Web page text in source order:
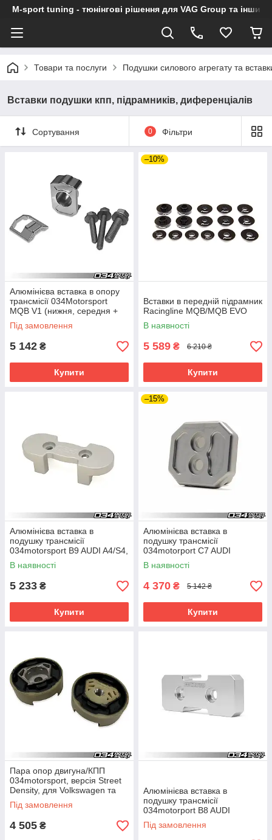
M-sport tuning - тюнінгові рішення для VAG Group та інших
Товари та послуги Подушки силового агрегату та
Вставки подушки кпп, підрамників, диференціалів
Сортування 0 Фільтри
Алюмінієва вставка в опору
трансмісії 034Motorsport
MQB V1 (нижня, середня +
болти)
Під замовлення
5 142 ₴
Купити
–10%
Вставки в передній підрамник
Racingline MQB/MQB EVO
В наявності
5 589 ₴ 6 210 ₴
Купити
Алюмінієва вставка в
подушку трансмісії
034motorsport B9 AUDI A4/S4,
A5/S5/RS5, Q5/SQ5
В наявності
5 233 ₴
Купити
–15%
Алюмінієва вставка в
подушку трансмісії
034motorport C7 AUDI
A6/S6/RS6 & A7/S7/RS7
В наявності
4 370 ₴ 5 142 ₴
Купити
Пара опор двигуна/КПП
034motorsport, версія Street
Density, для Volkswagen та
Audi на платформах MQB і
MQB EVO
Під замовлення
4 505 ₴
Алюмінієва вставка в
подушку трансмісії
034motorport B8 AUDI
A4/S4/RS4, A5/S5/RS5,
Q5/SQ5
Під замовлення